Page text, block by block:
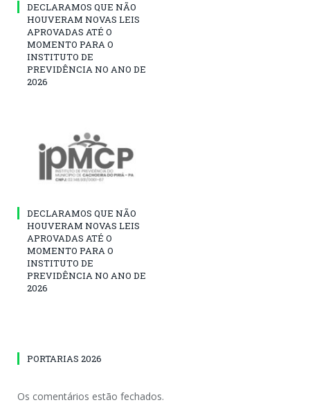
DECLARAMOS QUE NÃO
HOUVERAM NOVAS LEIS
APROVADAS ATÉ O
MOMENTO PARA O
INSTITUTO DE
PREVIDÊNCIA NO ANO DE
2026
DECLARAMOS QUE NÃO
HOUVERAM NOVAS LEIS
APROVADAS ATÉ O
MOMENTO PARA O
INSTITUTO DE
PREVIDÊNCIA NO ANO DE
2026
PORTARIAS 2026
Os comentários estão fechados.